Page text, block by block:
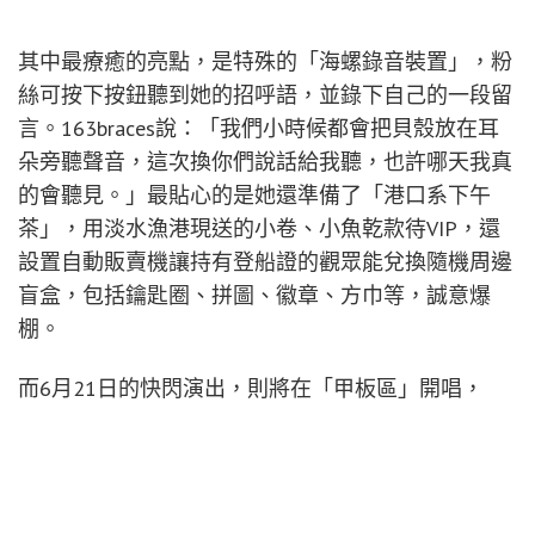
其中最療癒的亮點，是特殊的「海螺錄音裝置」，粉
絲可按下按鈕聽到她的招呼語，並錄下自己的一段留
言。163braces說：「我們小時候都會把貝殼放在耳
朵旁聽聲音，這次換你們說話給我聽，也許哪天我真
的會聽見。」最貼心的是她還準備了「港口系下午
茶」，用淡水漁港現送的小卷、小魚乾款待VIP，還
設置自動販賣機讓持有登船證的觀眾能兌換隨機周邊
盲盒，包括鑰匙圈、拼圖、徽章、方巾等，誠意爆
棚。
而6月21日的快閃演出，則將在「甲板區」開唱，